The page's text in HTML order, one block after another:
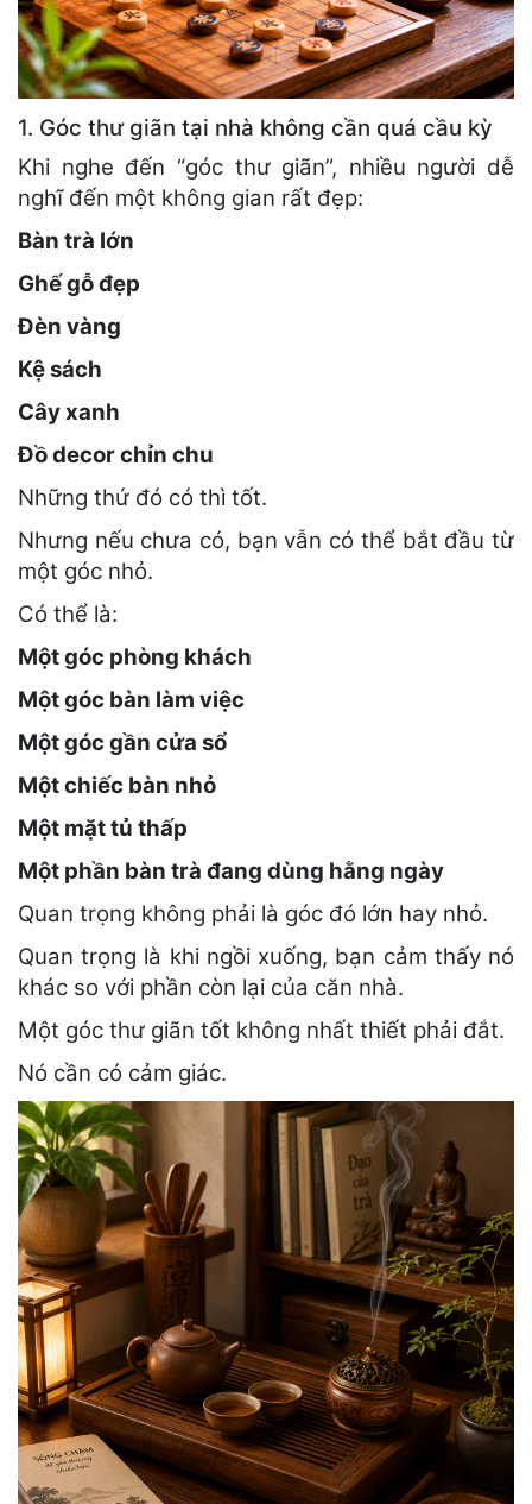
1. Góc thư giãn tại nhà không cần quá cầu kỳ
Khi nghe đến “góc thư giãn”, nhiều người dễ
nghĩ đến một không gian rất đẹp:
Bàn trà lớn
Ghế gỗ đẹp
Đèn vàng
Kệ sách
Cây xanh
Đồ decor chỉn chu
Những thứ đó có thì tốt.
Nhưng nếu chưa có, bạn vẫn có thể bắt đầu từ
một góc nhỏ.
Có thể là:
Một góc phòng khách
Một góc bàn làm việc
Một góc gần cửa sổ
Một chiếc bàn nhỏ
Một mặt tủ thấp
Một phần bàn trà đang dùng hằng ngày
Quan trọng không phải là góc đó lớn hay nhỏ.
Quan trọng là khi ngồi xuống, bạn cảm thấy nó
khác so với phần còn lại của căn nhà.
Một góc thư giãn tốt không nhất thiết phải đắt.
Nó cần có cảm giác.